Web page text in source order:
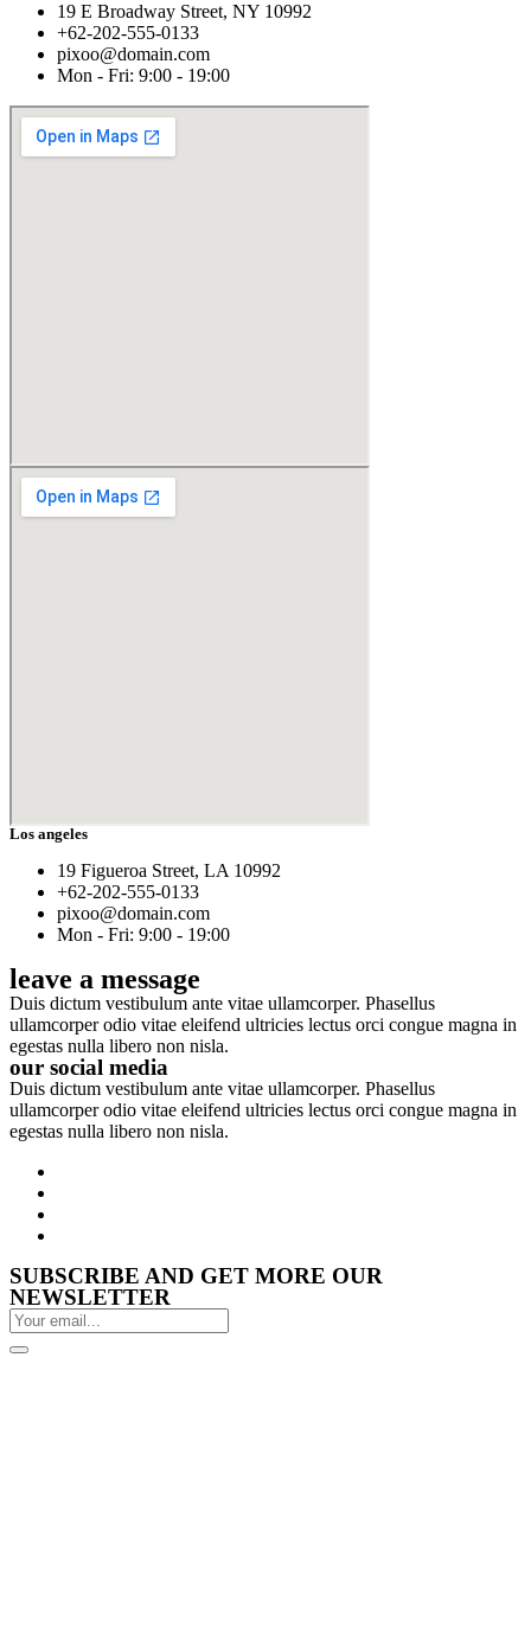
19 E Broadway Street, NY 10992
+62-202-555-0133
pixoo@domain.com
Mon - Fri: 9:00 - 19:00
Los angeles
19 Figueroa Street, LA 10992
+62-202-555-0133
pixoo@domain.com
Mon - Fri: 9:00 - 19:00
leave a message
Duis dictum vestibulum ante vitae ullamcorper. Phasellus
ullamcorper odio vitae eleifend ultricies lectus orci congue magna in
egestas nulla libero non nisla.
our social media
Duis dictum vestibulum ante vitae ullamcorper. Phasellus
ullamcorper odio vitae eleifend ultricies lectus orci congue magna in
egestas nulla libero non nisla.
SUBSCRIBE AND GET MORE OUR
NEWSLETTER